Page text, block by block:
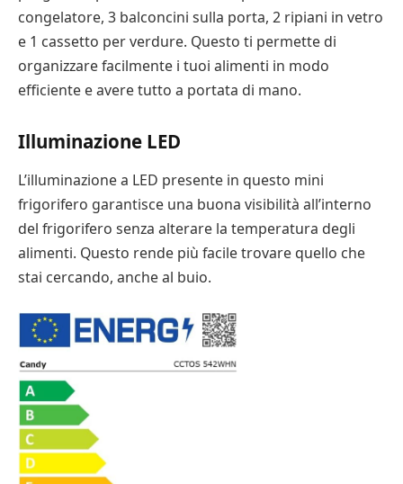
congelatore, 3 balconcini sulla porta, 2 ripiani in vetro
e 1 cassetto per verdure. Questo ti permette di
organizzare facilmente i tuoi alimenti in modo
efficiente e avere tutto a portata di mano.
Illuminazione LED
L’illuminazione a LED presente in questo mini
frigorifero garantisce una buona visibilità all’interno
del frigorifero senza alterare la temperatura degli
alimenti. Questo rende più facile trovare quello che
stai cercando, anche al buio.